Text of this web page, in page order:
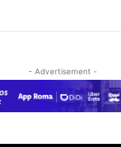
- Advertisement -